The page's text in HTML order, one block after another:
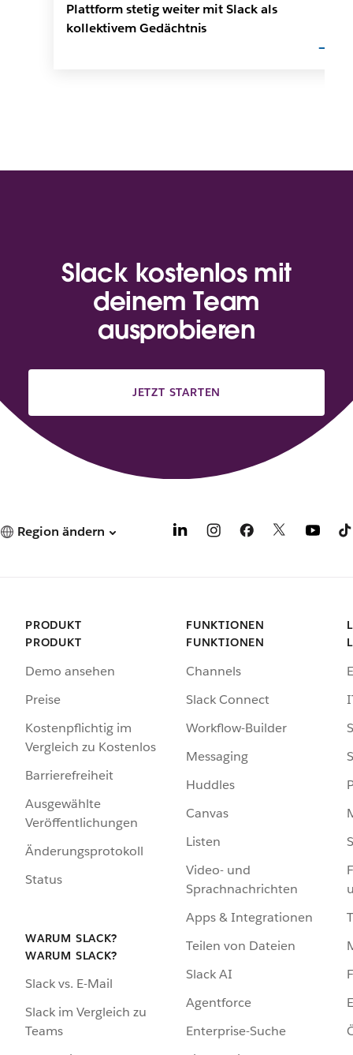
Plattform stetig weiter mit Slack als
kollektivem Gedächtnis
Slack kostenlos mit
deinem Team
ausprobieren
JETZT STARTEN
Region ändern
PRODUKT
PRODUKT
Demo ansehen
Preise
Kostenpflichtig im
Vergleich zu Kostenlos
Barrierefreiheit
Ausgewählte
Veröffentlichungen
Änderungsprotokoll
Status
WARUM SLACK?
WARUM SLACK?
Slack vs. E-Mail
Slack im Vergleich zu
Teams
FUNKTIONEN
FUNKTIONEN
Channels
Slack Connect
Workflow-Builder
Messaging
Huddles
Canvas
Listen
Video- und
Sprachnachrichten
Apps & Integrationen
Teilen von Dateien
Slack AI
Agentforce
Enterprise-Suche